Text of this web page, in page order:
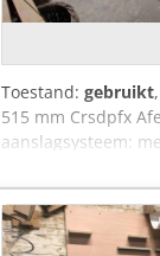
Toestand: gebruikt
515 mm Crsdpfx
aanslagsysteem:
machine type:
2,2 kW